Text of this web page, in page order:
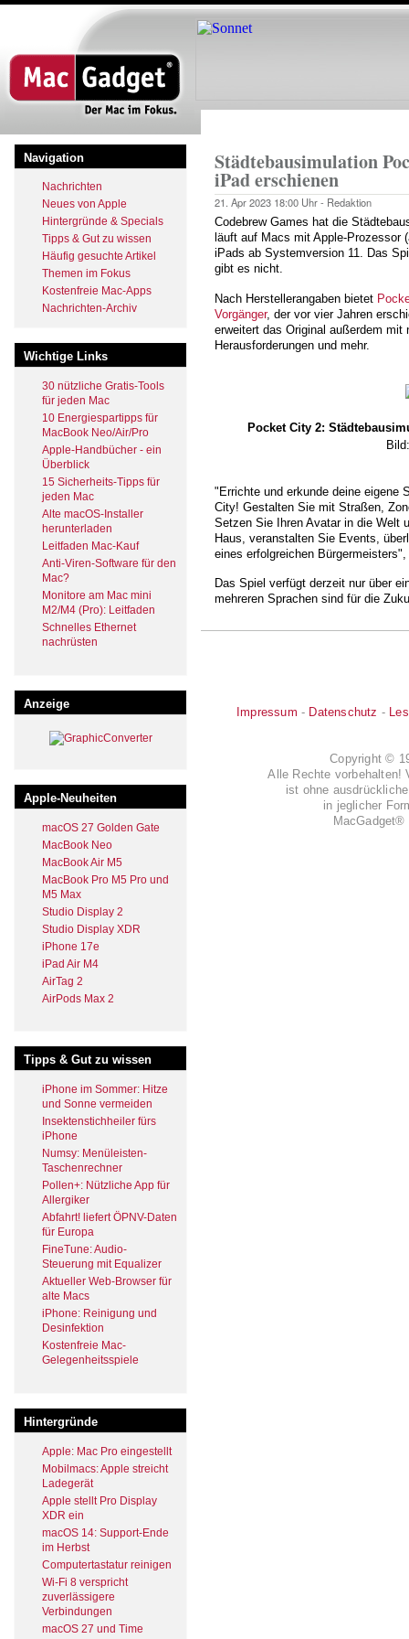
Direkt
zum
Navigation
Nachrichten
Neues von Apple
Hintergründe & Specials
Tipps & Gut zu wissen
Häufig gesuchte Artikel
Themen im Fokus
Kostenfreie Mac-Apps
Nachrichten-Archiv
Wichtige Links
30 nützliche Gratis-Tools
für jeden Mac
10 Energiespartipps für
MacBook Neo/Air/Pro
Apple-Handbücher - ein
Überblick
15 Sicherheits-Tipps für
jeden Mac
Alte macOS-Installer
herunterladen
Leitfaden Mac-Kauf
Anti-Viren-Software für den
Mac?
Monitore am Mac mini
M2/M4 (Pro): Leitfaden
Schnelles Ethernet
nachrüsten
Anzeige
Apple-Neuheiten
macOS 27 Golden Gate
MacBook Neo
MacBook Air M5
MacBook Pro M5 Pro und
M5 Max
Studio Display 2
Studio Display XDR
iPhone 17e
iPad Air M4
AirTag 2
AirPods Max 2
Tipps & Gut zu wissen
iPhone im Sommer: Hitze
und Sonne vermeiden
Insektenstichheiler fürs
iPhone
Numsy: Menüleisten-
Taschenrechner
Pollen+: Nützliche App für
Allergiker
Abfahrt! liefert ÖPNV-Daten
für Europa
FineTune: Audio-
Steuerung mit Equalizer
Aktueller Web-Browser für
alte Macs
iPhone: Reinigung und
Desinfektion
Kostenfreie Mac-
Gelegenheitsspiele
Hintergründe
Apple: Mac Pro eingestellt
Mobilmacs: Apple streicht
Ladegerät
Apple stellt Pro Display
XDR ein
macOS 14: Support-Ende
im Herbst
Computertastatur reinigen
Wi-Fi 8 verspricht
zuverlässigere
Verbindungen
macOS 27 und Time
Städtebausimulation
iPad erschienen
21. Apr 2023 18:00 Uhr - Redaktion
Codebrew Games hat die
läuft auf Macs mit Apple-Prozessor
iPads ab Systemversion 11. Das
gibt es nicht.
Nach Herstellerangaben bietet
Vorgänger, der vor vier Jahren
erweitert das Original außerdem mit
Herausforderungen und mehr.
Pocket City 2:
"Errichte und erkunde deine eigene
City! Gestalten Sie mit Straßen,
Setzen Sie Ihren Avatar in die Welt
Haus, veranstalten Sie Events,
eines erfolgreichen
Das Spiel verfügt derzeit nur über
mehreren Sprachen sind für die
Impressum - Datenschutz -
Copyright ©
Alle Rechte vorbehalten!
ist ohne
in jeglicher
MacGadget®